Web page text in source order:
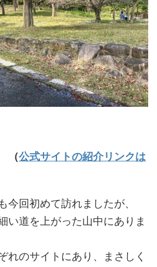
（公式サイトの紹介リンクは
今回初めて訪れましたが、
い道を上がった山中にありま
れのサイトにあり、まさしく